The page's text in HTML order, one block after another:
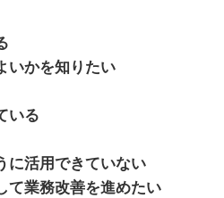
いかを知りたい
いる
に活用できていない
て業務改善を進めたい